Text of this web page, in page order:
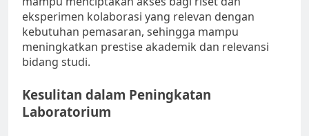
eksperimen kolaborasi yang relevan dengan
kebutuhan pemasaran, sehingga mampu
meningkatkan prestise akademik dan relevansi
bidang studi.
Kesulitan dalam Peningkatan
Laboratorium